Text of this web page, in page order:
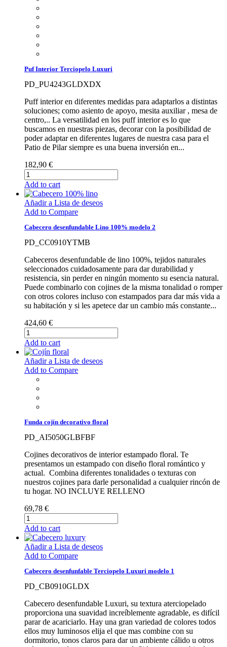
Puf Interior Terciopelo Luxuri
PD_PU4243GLDXDX
Puff interior en diferentes medidas para adaptarlos a distintas
soluciones; como asiento de apoyo, mesita auxiliar , mesa de
centro,.. La versatilidad en los puff interior es lo que
buscamos en nuestras piezas, decorar con la posibilidad de
poder adaptar en diferentes lugares de nuestra casa para el
Patio de Pilar siempre es una buena inversión en...
182,90 €
Add to cart
Añadir a Lista de deseos
Add to Compare
Cabecero desenfundable Lino 100% modelo 2
PD_CC0910YTMB
Cabeceros desenfundable de lino 100%, tejidos naturales
seleccionados cuidadosamente para dar durabilidad y
resistencia, sin perder en ningún momento su esencia natural.
Puede combinarlo con cojines de la misma tonalidad o romper
con otros colores incluso con estampados para dar más vida a
su habitación y si les apetece dar un cambio más constante...
424,60 €
Add to cart
Añadir a Lista de deseos
Add to Compare
Funda cojín decorativo floral
PD_AI5050GLBFBF
Cojines decorativos de interior estampado floral. Te
presentamos un estampado con diseño floral romántico y
actual. Combina diferentes tonalidades o texturas con
nuestros cojines para darle personalidad a cualquier rincón de
tu hogar. NO INCLUYE RELLENO
69,78 €
Add to cart
Añadir a Lista de deseos
Add to Compare
Cabecero desenfunfable Terciopelo Luxuri modelo 1
PD_CB0910GLDX
Cabecero desenfundable Luxuri, su textura aterciopelado
proporciona una suavidad increíblemente agradable, es difícil
parar de acariciarlo. Hay una gran variedad de colores todos
ellos muy luminosos elija el que mas combine con su
dormitorio, tonos claros para dar un ambiente cálido u otros